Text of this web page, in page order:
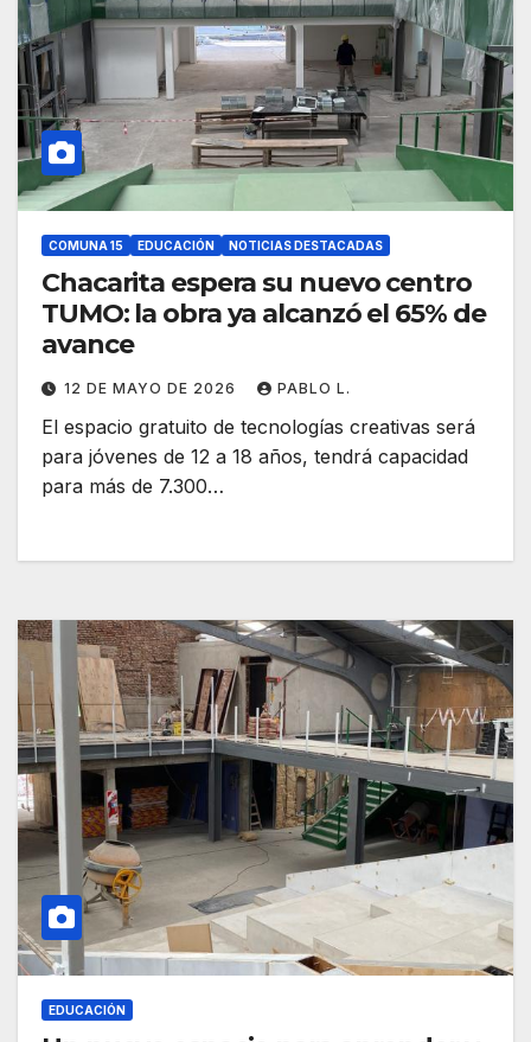
COMUNA 15 EDUCACIÓN NOTICIAS DESTACADAS
Chacarita espera su nuevo centro
TUMO: la obra ya alcanzó el 65% de
avance
12 DE MAYO DE 2026 PABLO L.
El espacio gratuito de tecnologías creativas será
para jóvenes de 12 a 18 años, tendrá capacidad
para más de 7.300…
EDUCACIÓN